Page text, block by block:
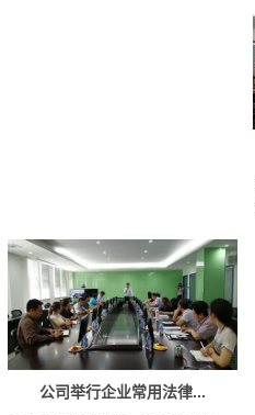
公司举行企业常用法律...